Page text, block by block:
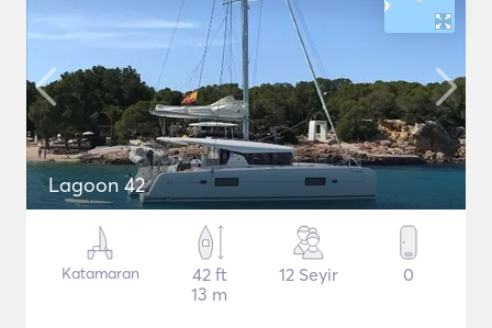
Lagoon 42
Katamaran
42 ft
13 m
12 Seyir 0